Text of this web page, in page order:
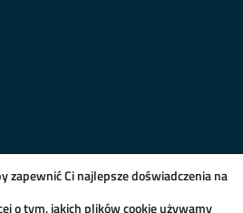
zapewnić Ci najlepsze doświadczenia na
o tym, jakich plików cookie używamy